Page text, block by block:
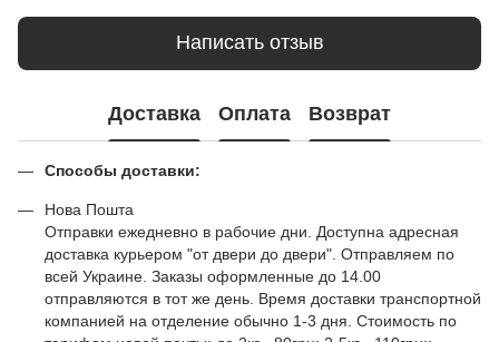
Написать отзыв
Доставка Оплата Возврат
Способы доставки:
Нова Пошта
Отправки ежедневно в рабочие дни. Доступна адресная
доставка курьером "от двери до двери". Отправляем по
всей Украине. Заказы оформленные до 14.00
отправляются в тот же день. Время доставки транспортной
компанией на отделение обычно 1-3 дня. Стоимость по